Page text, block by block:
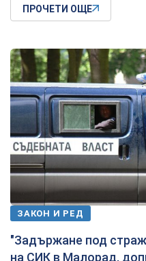
ПРОЧЕТИ ОЩЕ
ЗАКОН И РЕД
"Задържане под
на СИК в Малорад,